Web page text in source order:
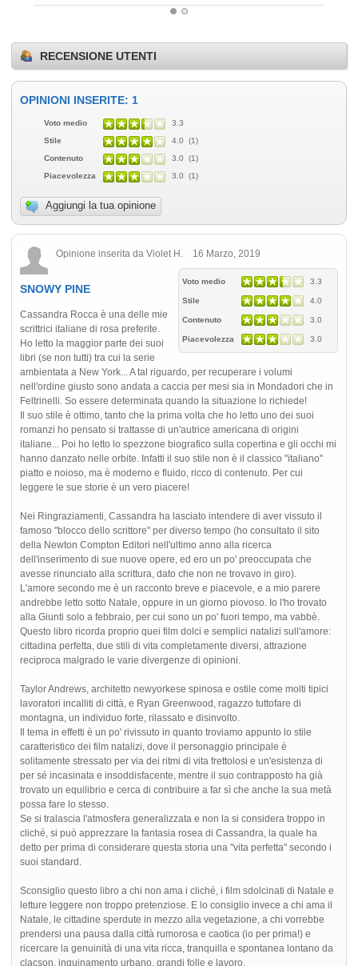
RECENSIONE UTENTI
OPINIONI INSERITE: 1
Voto medio
3.3
Stile
4.0 (1)
Contenuto
3.0 (1)
Piacevolezza
3.0 (1)
Aggiungi la tua opinione
Opinione inserita da Violet H. 16 Marzo, 2019
Voto medio 3.3
Stile 4.0
Contenuto 3.0
Piacevolezza 3.0
SNOWY PINE
Cassandra Rocca è una delle mie
scrittrici italiane di rosa preferite.
Ho letto la maggior parte dei suoi
libri (se non tutti) tra cui la serie
ambientata a New York... A tal riguardo, per recuperare i volumi
nell'ordine giusto sono andata a caccia per mesi sia in Mondadori che in
Feltrinelli. So essere determinata quando la situazione lo richiede!
Il suo stile è ottimo, tanto che la prima volta che ho letto uno dei suoi
romanzi ho pensato si trattasse di un'autrice americana di origini
italiane... Poi ho letto lo spezzone biografico sulla copertina e gli occhi mi
hanno danzato nelle orbite. Infatti il suo stile non è il classico "italiano"
piatto e noioso, ma è moderno e fluido, ricco di contenuto. Per cui
leggere le sue storie è un vero piacere!
Nei Ringraziamenti, Cassandra ha lasciato intendere di aver vissuto il
famoso "blocco dello scrittore" per diverso tempo (ho consultato il sito
della Newton Compton Editori nell'ultimo anno alla ricerca
dell'inserimento di sue nuove opere, ed ero un po' preoccupata che
avesse rinunciato alla scrittura, dato che non ne trovavo in giro).
L'amore secondo me è un racconto breve e piacevole, e a mio parere
andrebbe letto sotto Natale, oppure in un giorno piovoso. Io l'ho trovato
alla Giunti solo a febbraio, per cui sono un po' fuori tempo, ma vabbè.
Questo libro ricorda proprio quei film dolci e semplici natalizi sull'amore:
cittadina perfetta, due stili di vita completamente diversi, attrazione
reciproca malgrado le varie divergenze di opinioni.
Taylor Andrews, architetto newyorkese spinosa e ostile come molti tipici
lavoratori incalliti di città, e Ryan Greenwood, ragazzo tuttofare di
montagna, un individuo forte, rilassato e disinvolto.
Il tema in effetti è un po' rivissuto in quanto troviamo appunto lo stile
caratteristico dei film natalizi, dove il personaggio principale è
solitamente stressato per via dei ritmi di vita frettolosi e un'esistenza di
per sé incasinata e insoddisfacente, mentre il suo contrapposto ha già
trovato un equilibrio e cerca di contribuire a far sì che anche la sua metà
possa fare lo stesso.
Se si tralascia l'atmosfera generalizzata e non la si considera troppo in
cliché, si può apprezzare la fantasia rosea di Cassandra, la quale ha
detto per prima di considerare questa storia una "vita perfetta" secondo i
suoi standard.
Sconsiglio questo libro a chi non ama i cliché, i film sdolcinati di Natale e
letture leggere non troppo pretenziose. E lo consiglio invece a chi ama il
Natale, le cittadine sperdute in mezzo alla vegetazione, a chi vorrebbe
prendersi una pausa dalla città rumorosa e caotica (io per prima!) e
ricercare la genuinità di una vita ricca, tranquilla e spontanea lontano da
clacson, inquinamento urbano, grandi folle e lavoro.